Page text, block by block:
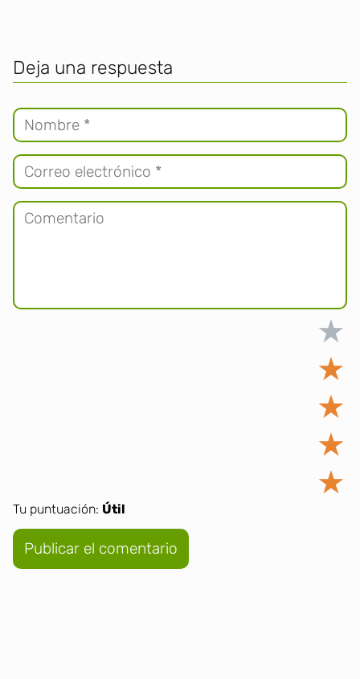
Deja una respuesta
★
★
★
★
★
Tu puntuación: Útil